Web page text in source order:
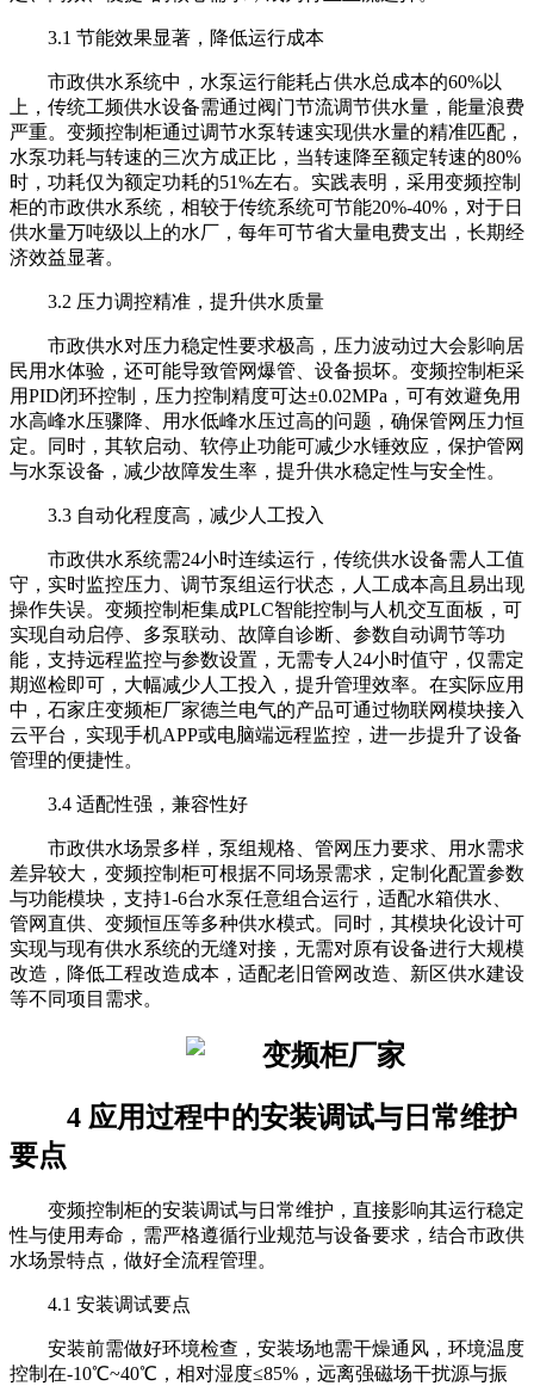
3.1 节能效果显著，降低运行成本
市政供水系统中，水泵运行能耗占供水总成本的60%以
上，传统工频供水设备需通过阀门节流调节供水量，能量浪费
严重。变频控制柜通过调节水泵转速实现供水量的精准匹配，
水泵功耗与转速的三次方成正比，当转速降至额定转速的80%
时，功耗仅为额定功耗的51%左右。实践表明，采用变频控制
柜的市政供水系统，相较于传统系统可节能20%-40%，对于日
供水量万吨级以上的水厂，每年可节省大量电费支出，长期经
济效益显著。
3.2 压力调控精准，提升供水质量
市政供水对压力稳定性要求极高，压力波动过大会影响居
民用水体验，还可能导致管网爆管、设备损坏。变频控制柜采
用PID闭环控制，压力控制精度可达±0.02MPa，可有效避免用
水高峰水压骤降、用水低峰水压过高的问题，确保管网压力恒
定。同时，其软启动、软停止功能可减少水锤效应，保护管网
与水泵设备，减少故障发生率，提升供水稳定性与安全性。
3.3 自动化程度高，减少人工投入
市政供水系统需24小时连续运行，传统供水设备需人工值
守，实时监控压力、调节泵组运行状态，人工成本高且易出现
操作失误。变频控制柜集成PLC智能控制与人机交互面板，可
实现自动启停、多泵联动、故障自诊断、参数自动调节等功
能，支持远程监控与参数设置，无需专人24小时值守，仅需定
期巡检即可，大幅减少人工投入，提升管理效率。在实际应用
中，石家庄变频柜厂家德兰电气的产品可通过物联网模块接入
云平台，实现手机APP或电脑端远程监控，进一步提升了设备
管理的便捷性。
3.4 适配性强，兼容性好
市政供水场景多样，泵组规格、管网压力要求、用水需求
差异较大，变频控制柜可根据不同场景需求，定制化配置参数
与功能模块，支持1-6台水泵任意组合运行，适配水箱供水、
管网直供、变频恒压等多种供水模式。同时，其模块化设计可
实现与现有供水系统的无缝对接，无需对原有设备进行大规模
改造，降低工程改造成本，适配老旧管网改造、新区供水建设
等不同项目需求。
4 应用过程中的安装调试与日常维护
要点
变频控制柜的安装调试与日常维护，直接影响其运行稳定
性与使用寿命，需严格遵循行业规范与设备要求，结合市政供
水场景特点，做好全流程管理。
4.1 安装调试要点
安装前需做好环境检查，安装场地需干燥通风，环境温度
控制在-10℃~40℃，相对湿度≤85%，远离强磁场干扰源与振